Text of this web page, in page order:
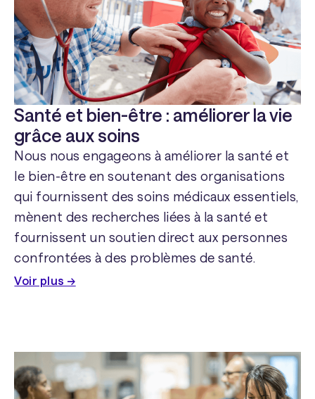
Santé et bien-être : améliorer la vie
grâce aux soins
Nous nous engageons à améliorer la santé et
le bien-être en soutenant des organisations
qui fournissent des soins médicaux essentiels,
mènent des recherches liées à la santé et
fournissent un soutien direct aux personnes
confrontées à des problèmes de santé.
Voir plus →
Fournir des soins médicaux d'urgence
dans les zones de conflit et les régions
touchées par des épidémies.